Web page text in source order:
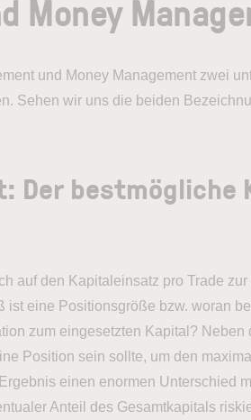
Money
und Money Management zwei
Sehen wir uns die beiden
Der
auf den Kapitaleinsatz pro Trade
ist eine Positionsgröße bzw. woran
zum eingesetzten Kapital? Neben
Position sein sollte, um den
einen enormen Unterschied
Anteil des Gesamtkapitals